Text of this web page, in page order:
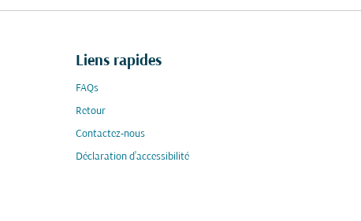
Liens rapides
FAQs
Retour
Contactez-nous
Déclaration d’accessibilité